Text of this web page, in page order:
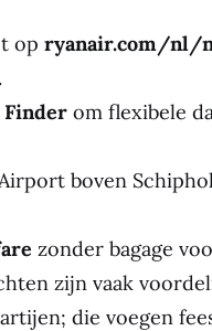
op ryanair.com/nl/
Finder om flexibele
boven
zonder bagage
zijn vaak
die voegen